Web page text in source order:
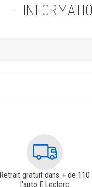
Retrait gratuit dans + de 110
l'auto E.Leclerc